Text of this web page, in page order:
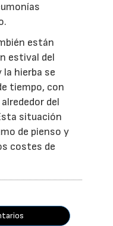
están
estival del
hierba se
tiempo, con
del
situación
de pienso y
costes de